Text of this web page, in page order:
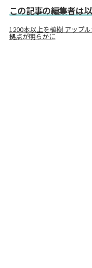
この記事の編集者は
1200本以上を植樹 アップ
拠点が明らかに